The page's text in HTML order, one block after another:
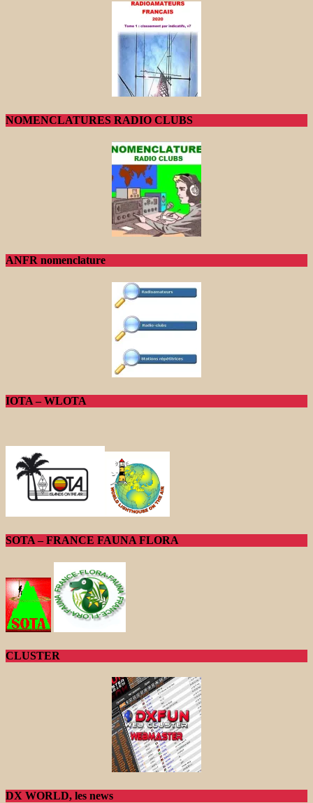
NOMENCLATURES RADIO CLUBS
ANFR nomenclature
IOTA – WLOTA
SOTA – FRANCE FAUNA FLORA
CLUSTER
DX WORLD, les news